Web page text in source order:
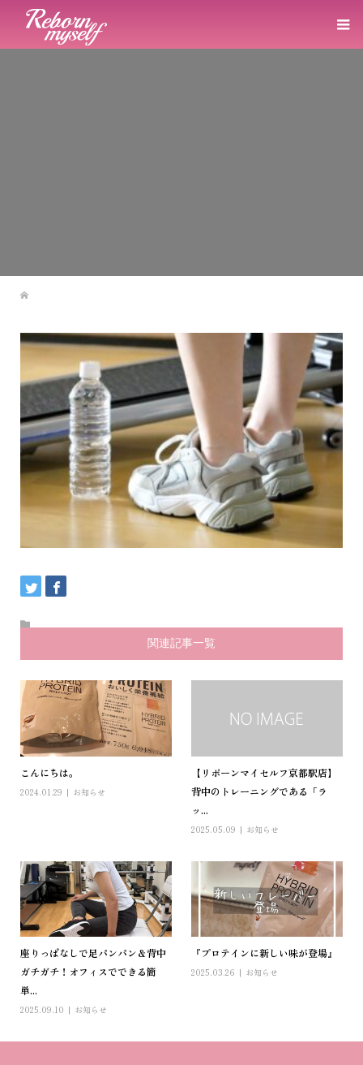
関連記事一覧
こんにちは。
2024.01.29 お知らせ
【リボーンマイセルフ京都駅店】
背中のトレーニングである「ラ
ッ...
2025.05.09 お知らせ
座りっぱなしで足パンパン＆背中
ガチガチ！オフィスでできる簡
単...
2025.09.10 お知らせ
『プロテインに新しい味が登場』
2025.03.26 お知らせ